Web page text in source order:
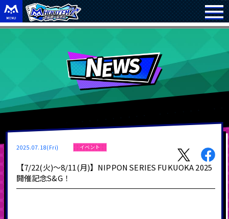
2025.07.18(Fri) イベント
【7/22(火)～8/11(月)】NIPPON SERIES FUKUOKA 2025
開催記念S&G！